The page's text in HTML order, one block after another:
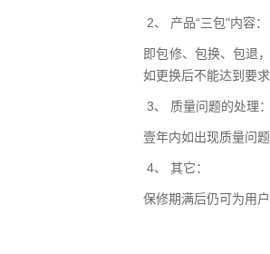
2、 产品“三包"内容：
即包修、包换、包退
如更换后不能达到要
3、 质量问题的处理：
壹年内如出现质量问
4、 其它：
保修期满后仍可为用